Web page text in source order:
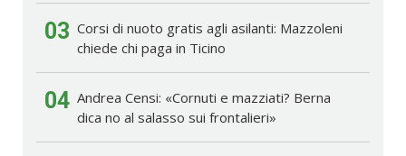
03 Corsi di nuoto gratis agli asilanti: Mazzoleni
chiede chi paga in Ticino
04 Andrea Censi: «Cornuti e mazziati? Berna
dica no al salasso sui frontalieri»